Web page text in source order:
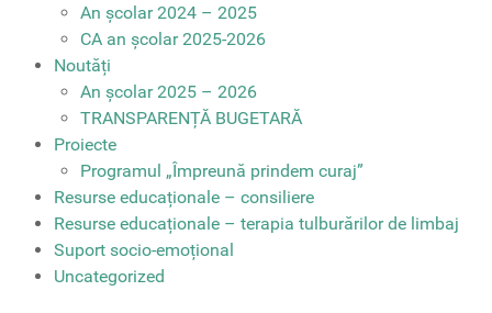
An școlar 2024 – 2025
CA an școlar 2025-2026
Noutăți
An școlar 2025 – 2026
TRANSPARENȚĂ BUGETARĂ
Proiecte
Programul „Împreună prindem curaj”
Resurse educaționale – consiliere
Resurse educaționale – terapia tulburărilor de limbaj
Suport socio-emoțional
Uncategorized